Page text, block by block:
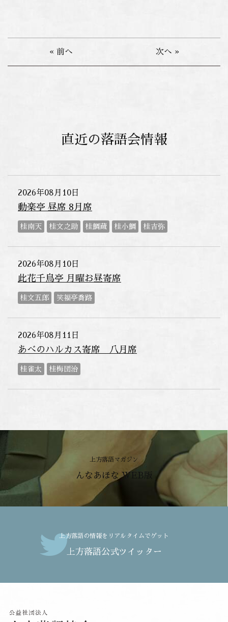
« 前へ 次へ »
直近の落語会情報
2026年08月10日
動楽亭 昼席 8月席
桂南天 桂文之助 桂鯛蔵 桂小鯛 桂吉弥
2026年08月10日
此花千鳥亭 月曜お昼寄席
桂文五郎 笑福亭喬路
2026年08月11日
あべのハルカス寄席 八月席
桂雀太 桂梅団治
上方落語マガジン
んなあほな WEB版
上方落語の情報をリアルタイムでゲット
上方落語公式ツイッター